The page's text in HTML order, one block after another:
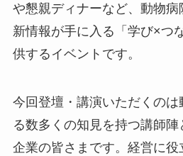
や懇親ディナーなど、動物
新情報が手に入る「学び×つ
供するイベントです。
今回登壇・講演いただくの
る数多くの知見を持つ講師
企業の皆さまです。経営に役